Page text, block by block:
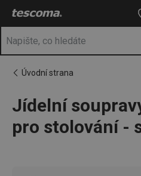
Nacházíte se na stránce Jídelní
Přejít na
Přejít na
Přejít na
Úvodní strana
Jídelní
pro stolování -